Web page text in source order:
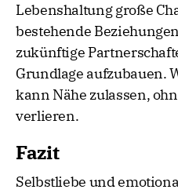
Lebenshaltung große
bestehende
zukünftige
Grundlage aufzubauen.
kann Nähe zulassen,
verlieren.
Fazit
Selbstliebe und